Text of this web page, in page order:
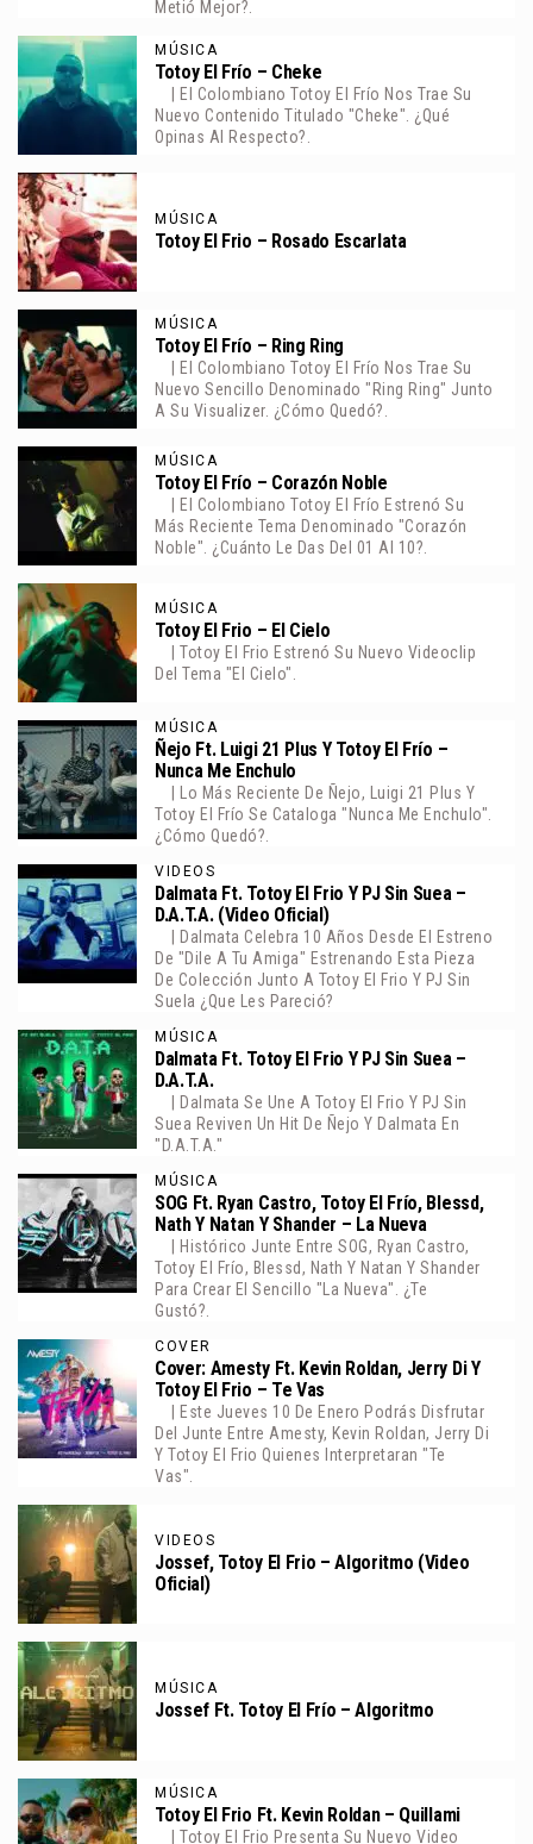
Metió Mejor?.
MÚSICA
Totoy El Frío – Cheke
| El Colombiano Totoy El Frío Nos Trae Su
Nuevo Contenido Titulado "Cheke". ¿Qué
Opinas Al Respecto?.
MÚSICA
Totoy El Frio – Rosado Escarlata
MÚSICA
Totoy El Frío – Ring Ring
| El Colombiano Totoy El Frío Nos Trae Su
Nuevo Sencillo Denominado "Ring Ring" Junto
A Su Visualizer. ¿Cómo Quedó?.
MÚSICA
Totoy El Frío – Corazón Noble
| El Colombiano Totoy El Frío Estrenó Su
Más Reciente Tema Denominado "Corazón
Noble". ¿Cuánto Le Das Del 01 Al 10?.
MÚSICA
Totoy El Frio – El Cielo
| Totoy El Frio Estrenó Su Nuevo Videoclip
Del Tema "El Cielo".
MÚSICA
Ñejo Ft. Luigi 21 Plus Y Totoy El Frío –
Nunca Me Enchulo
| Lo Más Reciente De Ñejo, Luigi 21 Plus Y
Totoy El Frío Se Cataloga "Nunca Me Enchulo".
¿Cómo Quedó?.
VIDEOS
Dalmata Ft. Totoy El Frio Y PJ Sin Suea –
D.A.T.A. (Video Oficial)
| Dalmata Celebra 10 Años Desde El Estreno
De "Dile A Tu Amiga" Estrenando Esta Pieza
De Colección Junto A Totoy El Frio Y PJ Sin
Suela ¿Que Les Pareció?
MÚSICA
Dalmata Ft. Totoy El Frio Y PJ Sin Suea –
D.A.T.A.
| Dalmata Se Une A Totoy El Frio Y PJ Sin
Suea Reviven Un Hit De Ñejo Y Dalmata En
"D.A.T.A."
MÚSICA
SOG Ft. Ryan Castro, Totoy El Frío, Blessd,
Nath Y Natan Y Shander – La Nueva
| Histórico Junte Entre SOG, Ryan Castro,
Totoy El Frío, Blessd, Nath Y Natan Y Shander
Para Crear El Sencillo "La Nueva". ¿Te
Gustó?.
COVER
Cover: Amesty Ft. Kevin Roldan, Jerry Di Y
Totoy El Frio – Te Vas
| Este Jueves 10 De Enero Podrás Disfrutar
Del Junte Entre Amesty, Kevin Roldan, Jerry Di
Y Totoy El Frio Quienes Interpretaran "Te
Vas".
VIDEOS
Jossef, Totoy El Frio – Algoritmo (Video
Oficial)
MÚSICA
Jossef Ft. Totoy El Frío – Algoritmo
MÚSICA
Totoy El Frio Ft. Kevin Roldan – Quillami
| Totoy El Frio Presenta Su Nuevo Video